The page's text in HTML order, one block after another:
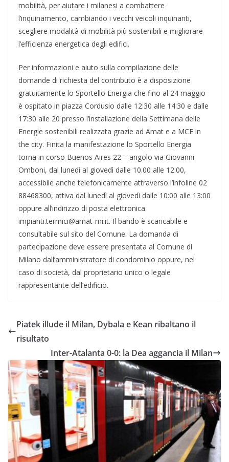
mobilità, per aiutare i milanesi a combattere
l’inquinamento, cambiando i vecchi veicoli inquinanti,
scegliere modalità di mobilità più sostenibili e migliorare
l’efficienza energetica degli edifici.
Per informazioni e aiuto sulla compilazione delle
domande di richiesta del contributo è a disposizione
gratuitamente lo Sportello Energia che fino al 24 maggio
è ospitato in piazza Cordusio dalle 12:30 alle 14:30 e dalle
17:30 alle 20 presso l’installazione della Settimana delle
Energie sostenibili realizzata grazie ad Amat e a MCE in
the city. Finita la manifestazione lo Sportello Energia
torna in corso Buenos Aires 22 – angolo via Giovanni
Omboni, dal lunedì al giovedì dalle 10.00 alle 12.00,
accessibile anche telefonicamente attraverso l’infoline 02
88468300, attiva dal lunedì al giovedì dalle 10:00 alle 13:00
oppure all’indirizzo di posta elettronica
impianti.termici@amat-mi.it. Il bando è scaricabile e
consultabile sul sito del Comune. La domanda di
partecipazione deve essere presentata al Comune di
Milano dall’amministratore di condominio oppure, nel
caso di società, dal proprietario unico o legale
rappresentante dell’edificio.
Piatek illude il Milan, Dybala e Kean ribaltano il
risultato
Inter-Atalanta 0-0: la Dea aggancia il Milan